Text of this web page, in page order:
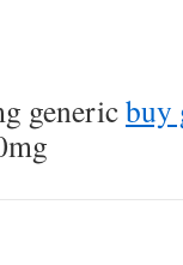
genericbuy